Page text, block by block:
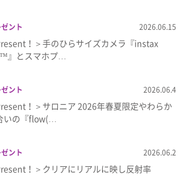
ント 2026.06.15
！＞手のひらサイズカメラ『instax
』とスマホプ…
ント 2026.06.4
！＞サロニア 2026年春夏限定やわらか
いの『flow(…
ント 2026.06.2
！＞クリアにリアルに映し反射率